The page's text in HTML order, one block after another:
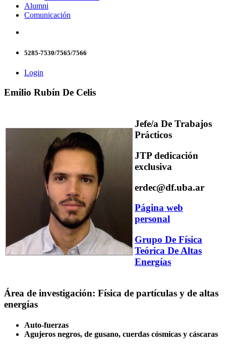
Alumni
Comunicación
5285-7530/7565/7566
Login
Emilio Rubín De Celis
Jefe/a De Trabajos
Prácticos
JTP dedicación
exclusiva
erdec@df.uba.ar
Página web
personal
Grupo De Física
Teórica De Altas
Energías
Área de investigación: Física de partículas y de altas
energías
Auto-fuerzas
Agujeros negros, de gusano, cuerdas cósmicas y cáscaras